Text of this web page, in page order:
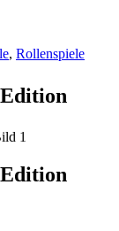
, Rollenspiele